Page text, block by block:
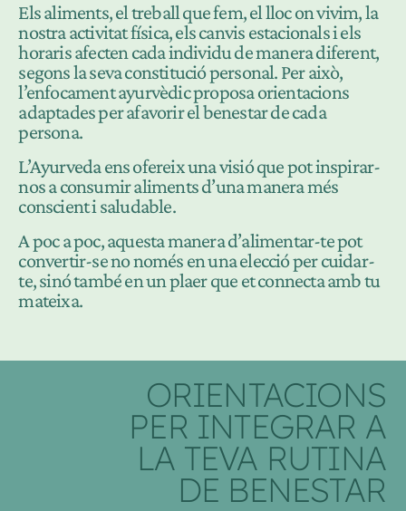
Els aliments, el treball que fem, el lloc on vivim, la
nostra activitat física, els canvis estacionals i els
horaris afecten cada individu de manera diferent,
segons la seva constitució personal. Per això,
l’enfocament ayurvèdic proposa orientacions
adaptades per afavorir el benestar de cada
persona.
L’Ayurveda ens ofereix una visió que pot inspirar-
nos a consumir aliments d’una manera més
conscient i saludable.
A poc a poc, aquesta manera d’alimentar-te pot
convertir-se no només en una elecció per cuidar-
te, sinó també en un plaer que et connecta amb tu
mateixa.
ORIENTACIONS
PER INTEGRAR A
LA TEVA RUTINA
DE BENESTAR